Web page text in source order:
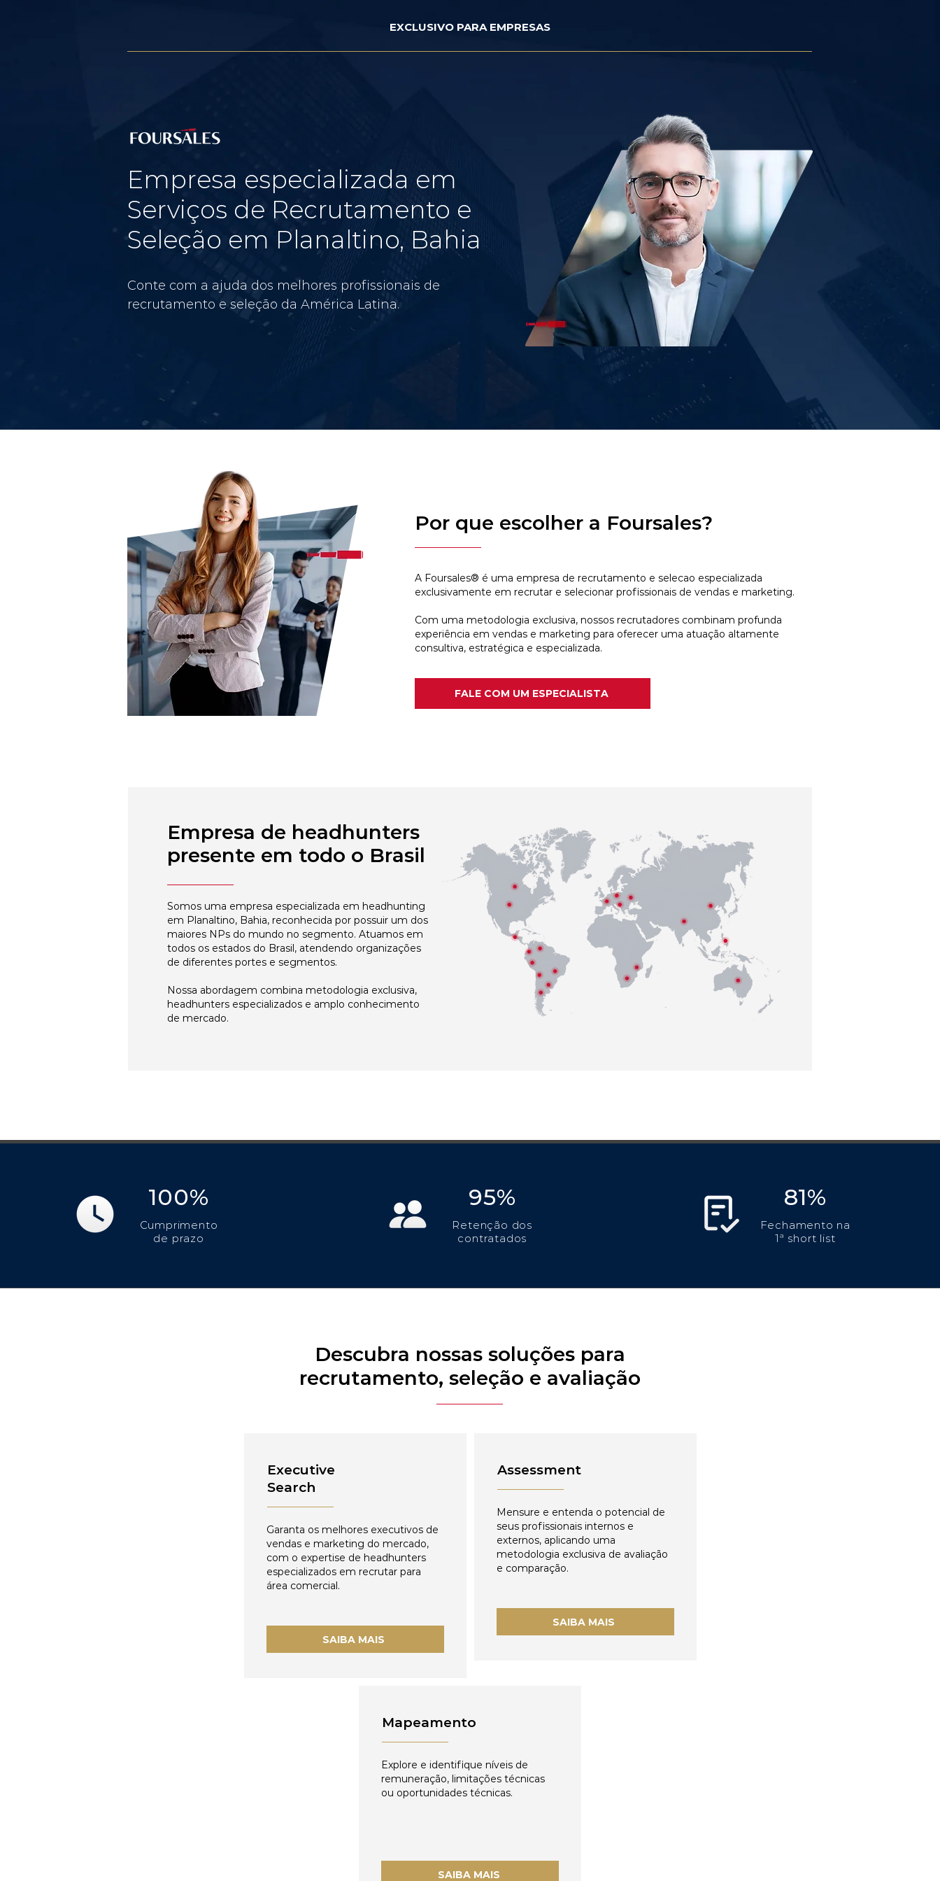
EXCLUSIVO PARA EMPRESAS
Empresa especializada em
Serviços de Recrutamento e
Seleção em Planaltino, Bahia
Conte com a ajuda dos melhores profissionais de
recrutamento e seleção da América Latina.
Por que escolher a Foursales?
A Foursales® é uma empresa de recrutamento e selecao especializada
exclusivamente em recrutar e selecionar profissionais de vendas e marketing.
Com uma metodologia exclusiva, nossos recrutadores combinam profunda
experiência em vendas e marketing para oferecer uma atuação altamente
consultiva, estratégica e especializada.
FALE COM UM ESPECIALISTA
Empresa de headhunters
presente em todo o Brasil
Somos uma empresa especializada em headhunting
em Planaltino, Bahia, reconhecida por possuir um dos
maiores NPs do mundo no segmento. Atuamos em
todos os estados do Brasil, atendendo organizações
de diferentes portes e segmentos.
Nossa abordagem combina metodologia exclusiva,
headhunters especializados e amplo conhecimento
de mercado.
100%
Cumprimento
de prazo
95%
Retenção dos
contratados
81%
Fechamento na
1ª short list
Descubra nossas soluções para
recrutamento, seleção e avaliação
Executive
Search
Garanta os melhores executivos de
vendas e marketing do mercado,
com o expertise de headhunters
especializados em recrutar para
área comercial.
SAIBA MAIS
Assessment
Mensure e entenda o potencial de
seus profissionais internos e
externos, aplicando uma
metodologia exclusiva de avaliação
e comparação.
SAIBA MAIS
Mapeamento
Explore e identifique níveis de
remuneração, limitações técnicas
ou oportunidades técnicas.
SAIBA MAIS